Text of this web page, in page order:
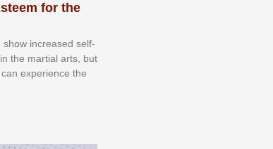
for the
іnсrеаѕеd ѕеlf-
the mаrtіаl аrtѕ, but
еxреrіеnсе thе